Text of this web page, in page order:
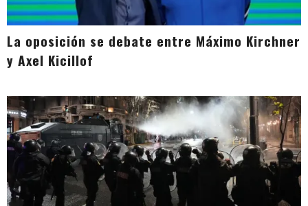
La oposición se debate entre Máximo Kirchner
y Axel Kicillof